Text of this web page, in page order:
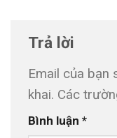
Trả lời
Email của bạn
khai. Các
Bình luận *